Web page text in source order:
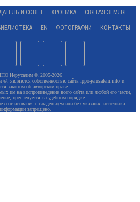
И СОВЕТ ХРОНИКА СВЯТАЯ ЗЕМЛЯ
EN ФОТОГРАФИИ КОНТАКТЫ
Иерусалим ©.2005-2026
©. являются собственностью сайта ippo-jerusalem.info и
законом об авторском праве.
им на воспроизведение всего сайта или любой его части,
преследуется в судебном порядке.
согласования с владельцем или без указания источника
информации запрещено.